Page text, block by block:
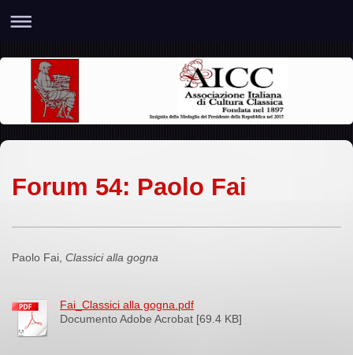
Forum 54: Paolo Fai
Paolo Fai, Classici alla gogna
Fai_Classici alla gogna.pdf
Documento Adobe Acrobat [69.4 KB]